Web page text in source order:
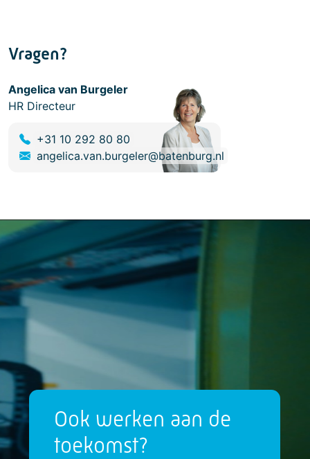
Vragen?
Angelica van Burgeler
HR Directeur
+31 10 292 80 80
angelica.van.burgeler@batenburg.nl
Ook werken aan de
toekomst?